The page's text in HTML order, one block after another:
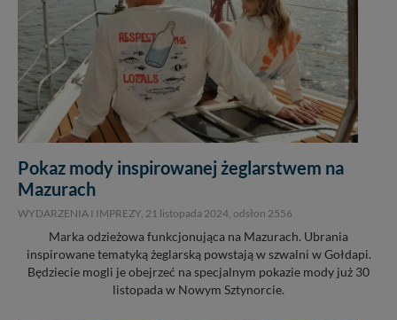
Pokaz mody inspirowanej żeglarstwem na
Mazurach
WYDARZENIA I IMPREZY, 21 listopada 2024 , odsłon 2556
Marka odzieżowa funkcjonująca na Mazurach. Ubrania
inspirowane tematyką żeglarską powstają w szwalni w Gołdapi.
Będziecie mogli je obejrzeć na specjalnym pokazie mody już 30
listopada w Nowym Sztynorcie.